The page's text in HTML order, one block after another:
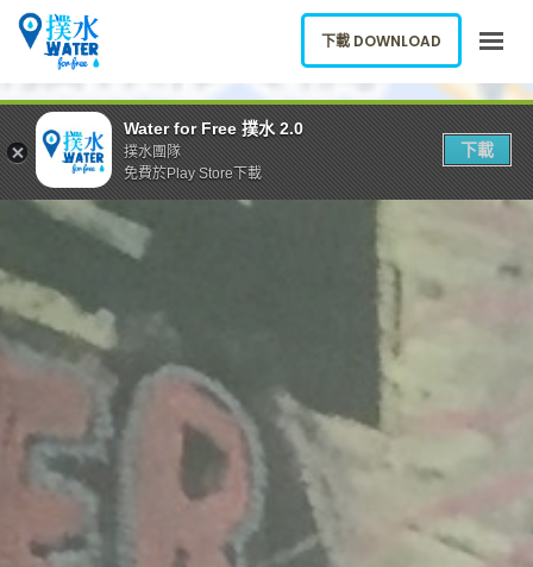
關於我們
下載應用
下載 DOWNLOAD
Water for Free 撲水 2.0
撲水團隊
免費於Play Store下載
下載